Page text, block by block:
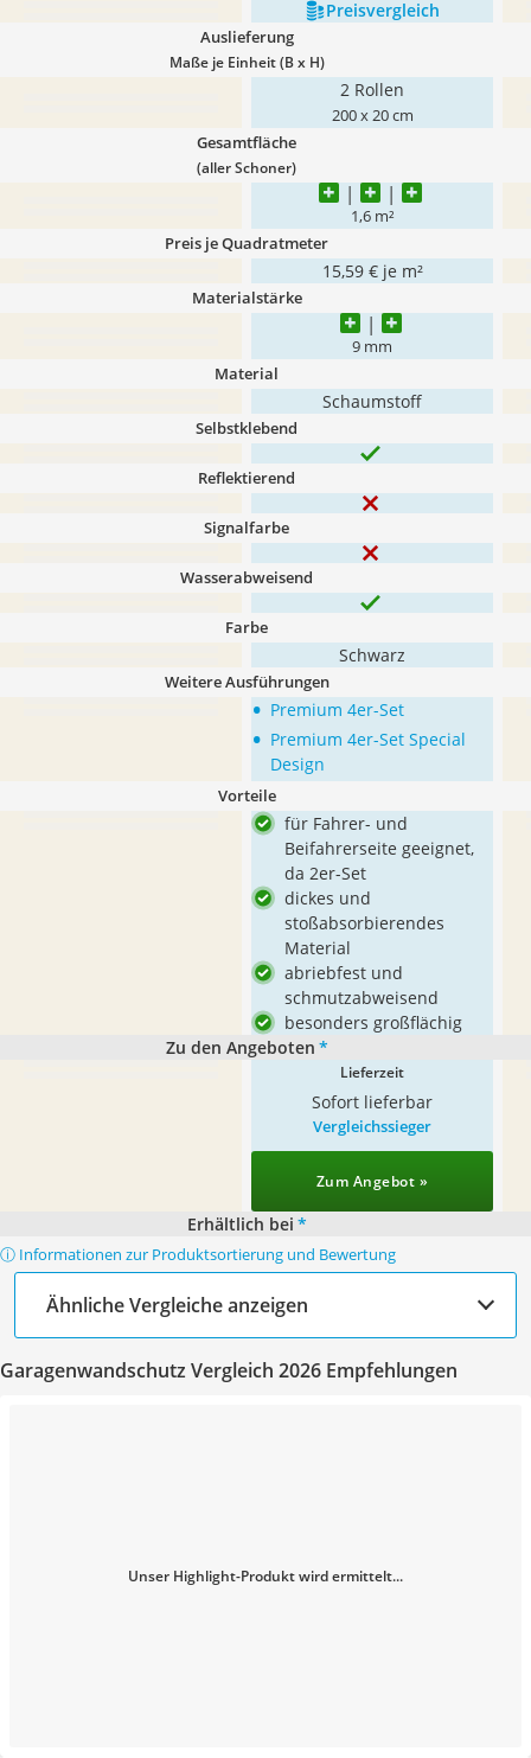
Preis­vergleich
Auslieferung
Maße je Einheit (B x H)
2 Rollen
200 x 20 cm
Gesamtfläche
(aller Schoner)
1,6 m²
Preis je Quadratmeter
15,59 € je m²
Materialstärke
9 mm
Material
Schaumstoff
Selbstklebend
Reflektierend
Signalfarbe
Wasserabweisend
Farbe
Schwarz
Weitere Ausführungen
• Premium 4er-Set
• Premium 4er-Set Special
Design
Vorteile
für Fahrer- und
Beifahrerseite geeignet,
da 2er-Set
dickes und
stoßabsorbierendes
Material
abriebfest und
schmutzabweisend
besonders großflächig
Zu den Angeboten *
Lieferzeit
Sofort lieferbar
Vergleichssieger
Zum Angebot »
Erhältlich bei *
ⓘ Informationen zur Produktsortierung und Bewertung
Ähnliche Vergleiche anzeigen
Garagenwandschutz Vergleich 2026 Empfehlungen
Unser Highlight-Produkt wird ermittelt...